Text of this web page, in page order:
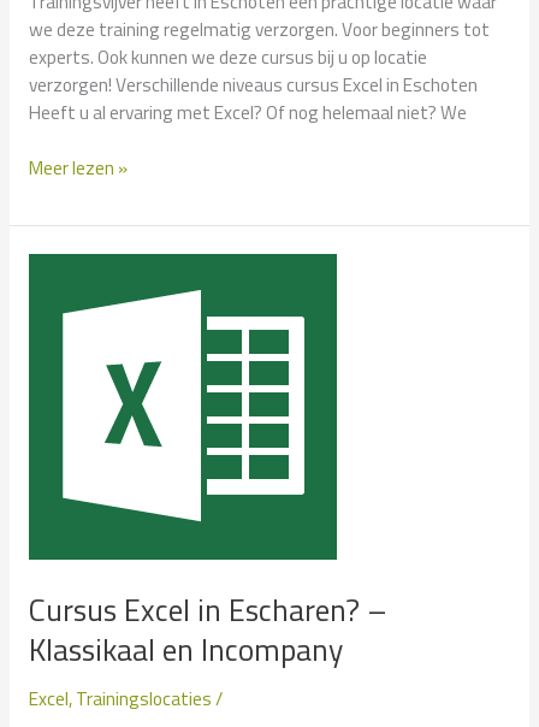
we deze training regelmatig verzorgen. Voor beginners tot
experts. Ook kunnen we deze cursus bij u op locatie
verzorgen! Verschillende niveaus cursus Excel in Eschoten
Heeft u al ervaring met Excel? Of nog helemaal niet? We
Cursus
in
Eschoten?
Klassikaal
Incompany
Meer lezen »
Cursus Excel in Escharen? –
Klassikaal en Incompany
Excel,Trainingslocaties/